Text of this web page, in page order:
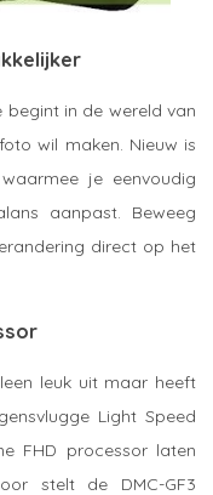
begint in de wereld van
wil maken. Nieuw is
je eenvoudig
aanpast. Beweeg
direct op het
leuk uit maar heeft
Light Speed
FHD processor laten
stelt de DMC-GF3